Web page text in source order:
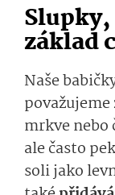
základ
Naše
mrkve nebo
ale často
soli jako